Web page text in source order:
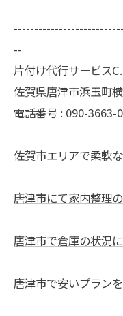
--
片付け代行サービス
佐賀県唐津市浜玉町
電話番号 : 090-3663-
佐賀市エリアで柔軟
唐津市にて家内整理
唐津市で倉庫の状況
唐津市で安いプラン